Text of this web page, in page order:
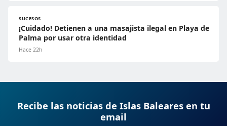
SUCESOS
¡Cuidado! Detienen a una masajista ilegal en Playa de
Palma por usar otra identidad
Hace 22h
Recibe las noticias de Islas Baleares en tu
email